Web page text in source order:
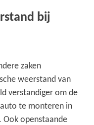
bij
zaken
weerstand van
verstandiger om de
te monteren in
Ook openstaande